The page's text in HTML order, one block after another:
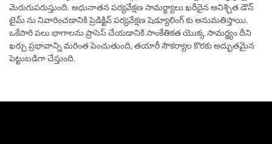
మెరుగుపరుస్తుంది. అధునాతన పర్యవేక్షణ సామర్థ్యాలు ఖరీదైన అనిశ్చిత డౌన్
టైమ్ ను నివారించడానికి ప్రెడిక్టివ్ పర్యవేక్షణ షెడ్యూలింగ్ కు అనుమతిస్తాయి.
ఒకేసారి పలు భాగాలను ప్రాసెస్ చేయడానికి సాంకేతికత యొక్క సామర్థ్యం దీని
ఖర్చు ప్రభావాన్ని మరింత పెంచుతుంది, తయారీ సౌకర్యాల కొరకు అద్భుతమైన
పెట్టుబడిగా చేస్తుంది.